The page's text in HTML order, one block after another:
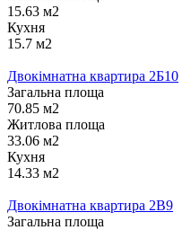
15.63 м2
Кухня
15.7 м2
Двокімнатна квартира 2Б10
Загальна площа
70.85 м2
Житлова площа
33.06 м2
Кухня
14.33 м2
Двокімнатна квартира 2В9
Загальна площа